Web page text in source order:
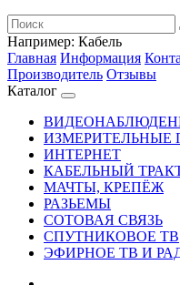
Например: Кабель
Главная Информация
Производитель Отзывы
Каталог
ИЗМЕРИТЕЛЬНЫЕ
ИНТЕРНЕТ
КАБЕЛЬНЫЙ
МАЧТЫ, КРЕПЁЖ
РАЗЬЕМЫ
СОТОВАЯ СВЯЗЬ
СПУТНИКОВОЕ ТВ
ЭФИРНОЕ ТВ И